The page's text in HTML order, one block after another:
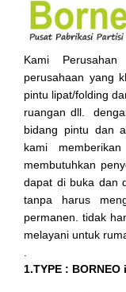
Kami Perusahan
perusahaan yang
pintu lipat/folding
ruangan dll.
bidang pintu dan
kami
membutuhkan
dapat di buka dan
tanpa harus
permanen. tidak
melayani untuk
1.TYPE :